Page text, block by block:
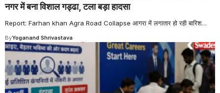
नगर में बना विशाल गड्ढा, टला बड़ा हादसा
Report: Farhan khan Agra Road Collapse आगरा में लगातार हो रही बारिश…
ByYoganand Shrivastava